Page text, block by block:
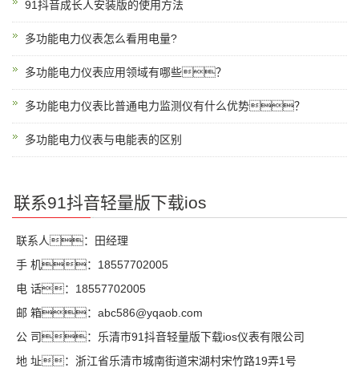
91抖音成长人安装版的使用方法
多功能电力仪表怎么看用电量?
多功能电力仪表应用领域有哪些？
多功能电力仪表比普通电力监测仪有什么优势？
多功能电力仪表与电能表的区别
联系91抖音轻量版下载ios
联系人：田经理
手 机：18557702005
电 话：18557702005
邮 箱：abc586@yqaob.com
公 司：乐清市91抖音轻量版下载ios仪表有限公司
地 址：浙江省乐清市城南街道宋湖村宋竹路19弄1号